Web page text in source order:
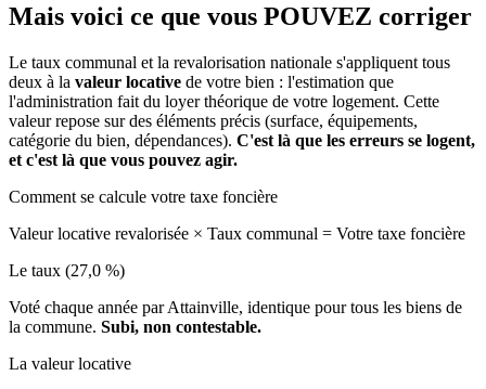
Mais voici ce que vous POUVEZ corriger
Le taux communal et la revalorisation nationale s'appliquent tous
deux à la valeur locative de votre bien : l'estimation que
l'administration fait du loyer théorique de votre logement. Cette
valeur repose sur des éléments précis (surface, équipements,
catégorie du bien, dépendances). C'est là que les erreurs se logent,
et c'est là que vous pouvez agir.
Comment se calcule votre taxe foncière
Valeur locative revalorisée × Taux communal = Votre taxe foncière
Le taux (27,0 %)
Voté chaque année par Attainville, identique pour tous les biens de
la commune. Subi, non contestable.
La valeur locative